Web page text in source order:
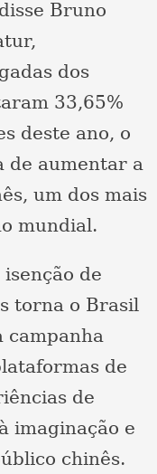
Bruno
dos
33,65%
deste ano, o
de aumentar a
um dos mais
mundial.
de
torna o Brasil
campanha
de
de
imaginação e
chinês.